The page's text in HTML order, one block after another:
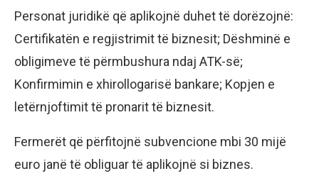
Personat juridikë që aplikojnë duhet të dorëzojnë:
Certifikatën e regjistrimit të biznesit; Dëshminë e
obligimeve të përmbushura ndaj ATK-së;
Konfirmimin e xhirollogarisë bankare; Kopjen e
letërnjoftimit të pronarit të biznesit.
Fermerët që përfitojnë subvencione mbi 30 mijë
euro janë të obliguar të aplikojnë si biznes.